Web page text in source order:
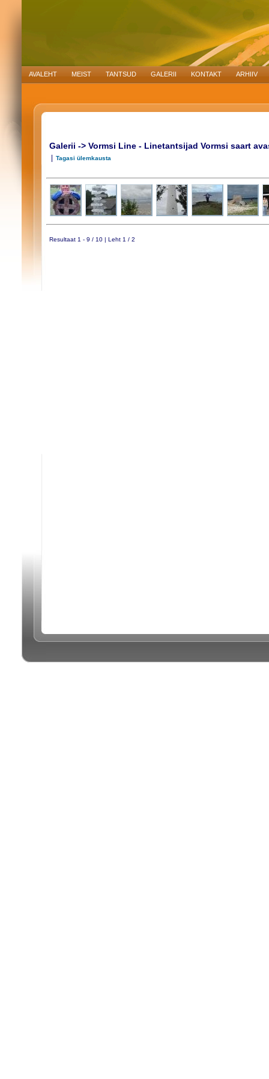
AVALEHT MEIST TANTSUD GALERII KONTAKT ARHIIV
Galerii -> Vormsi Line - Linetantsijad Vormsi saart
Tagasi ülemkausta
Resultaat 1 - 9 / 10 | Leht 1 / 2